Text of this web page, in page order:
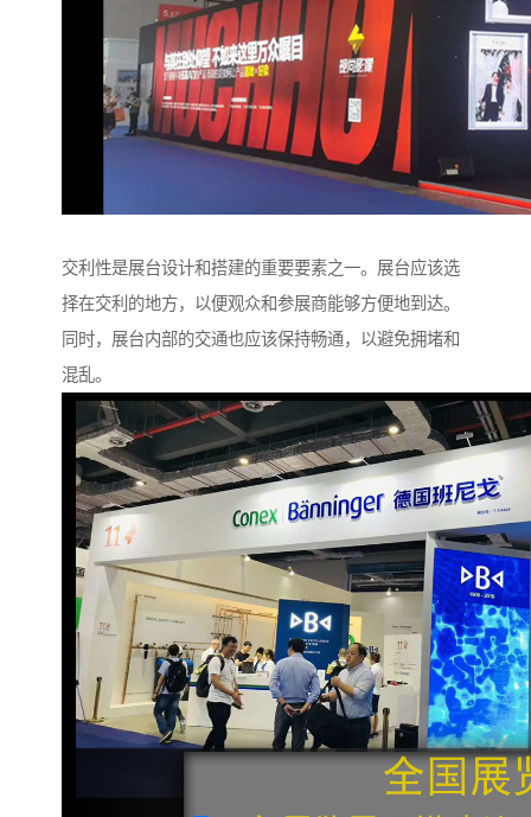
交利性是展台设计和搭建的重要要素之一。展台应该选
择在交利的地方，以便观众和参展商能够方便地到达。
同时，展台内部的交通也应该保持畅通，以避免拥堵和
混乱。